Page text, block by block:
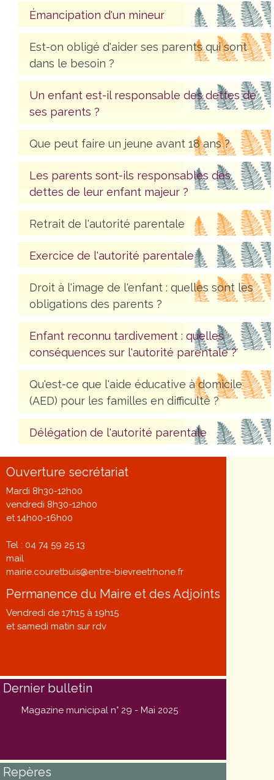
Émancipation d'un mineur
Est-on obligé d'aider ses parents qui sont
dans le besoin ?
Un enfant est-il responsable des dettes de
ses parents ?
Que peut faire un jeune avant 18 ans ?
Les parents sont-ils responsables des
dettes de leur enfant majeur ?
Retrait de l'autorité parentale
Exercice de l'autorité parentale
Droit à l'image de l'enfant : quelles sont les
obligations des parents ?
Enfant reconnu tardivement : quelles
conséquences sur l'autorité parentale ?
Qu'est-ce que l'aide éducative à domicile
(AED) pour les familles en difficulté ?
Délégation de l'autorité parentale
Ouverture secrétariat
Mardi 8h30-12h00
vendredi 8h30-12h00
et 14h00-16h00
Tel : 04 74 59 25 13
mail
mairie.couretbuis@entre-bievreetrhone.fr
Permanence du Maire et des Adjoints
Vendredi de 17h15 à 19h15
et samedi matin sur rdv
Dernier bulletin
Magazine municipal n° 29 - Mai 2025
Repères